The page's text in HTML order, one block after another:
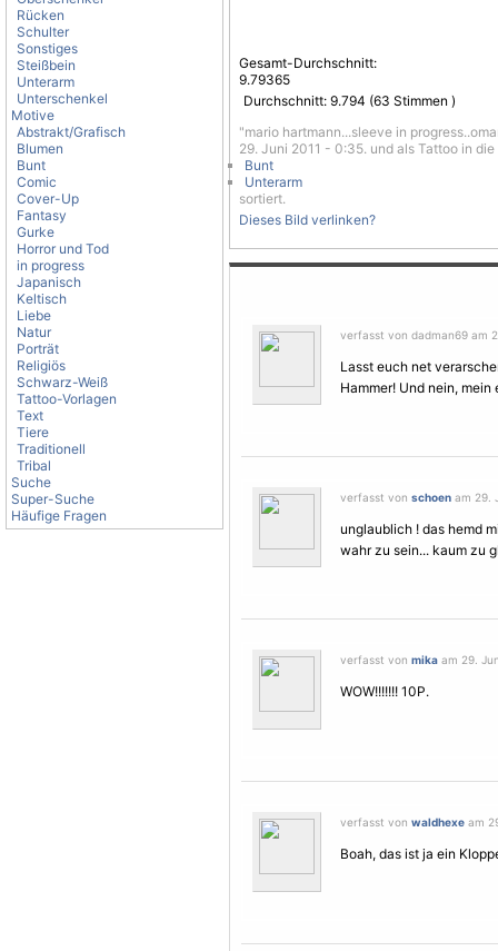
Rücken
Schulter
Sonstiges
Steißbein
Unterarm
Unterschenkel
Motive
Abstrakt/Grafisch
Blumen
Bunt
Comic
Cover-Up
Fantasy
Gurke
Horror und Tod
in progress
Japanisch
Keltisch
Liebe
Natur
Porträt
Religiös
Schwarz-Weiß
Tattoo-Vorlagen
Text
Tiere
Traditionell
Tribal
Suche
Super-Suche
Häufige Fragen
Gesamt-Durchschnitt:
9.79365
Durchschnitt: 9.794 (63 Stimmen )
"mario hartmann...sleeve in
29. Juni 2011 - 0:35. und als Tattoo in
Bunt
Unterarm
sortiert.
Dieses Bild verlinken?
verfasst von dadman69 am
Lasst euch net
Hammer! Und nein,
verfasst von schoen am 29.
unglaublich ! das hemd
wahr zu sein... kaum zu
verfasst von mika am 29.
WOW!!!!!!! 10P.
verfasst von waldhexe am
Boah, das ist ja ein